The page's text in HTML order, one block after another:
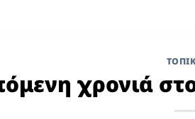
χρονιά